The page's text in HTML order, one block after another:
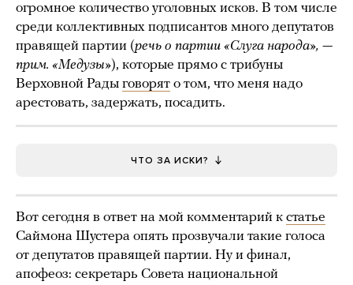
огромное количество уголовных исков. В том числе
среди коллективных подписантов много депутатов
правящей партии (речь о партии «Слуга народа», —
прим. «Медузы»), которые прямо с трибуны
Верховной Рады говорят о том, что меня надо
арестовать, задержать, посадить.
ЧТО ЗА ИСКИ?
Вот сегодня в ответ на мой комментарий к статье
Саймона Шустера опять прозвучали такие голоса
от депутатов правящей партии. Ну и финал,
апофеоз: секретарь Совета национальной